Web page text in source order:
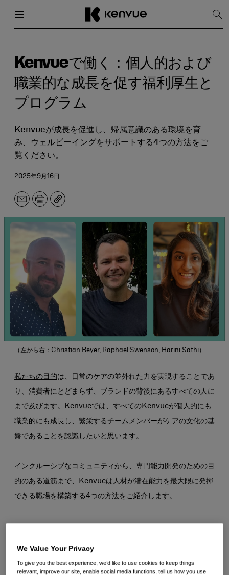
検
索
Kenvueで働く：個人的および
職業的な成長を促す福利厚生と
プログラム
Kenvueが成長を促進し、帰属意識のある環境を育
み、ウェルビーイングをサポートする4つの方法をご
覧ください。
2025年9月16日
メ
ル
ド
レ
ス
印
コ
ー
（左から右：Christian Beyer, Raphael Swenson, Harini Sathi）
私たちの目的は、日常のケアの並外れた力を実現することであ
り、消費者にとどまらず、ブランドの背後にあるすべての人に
まで及びます。Kenvueでは、すべてのKenvueが個人的にも
職業的にも成長し、繁栄するチームメンバーがケアの文化の基
盤であることを認識したいと思います。
インクルーシブなコミュニティから、専門能力開発のための目
的のある道筋まで、Kenvueは人材が潜在能力を最大限に発揮
できる職場を構築する4つの方法をご紹介します。
トータルリワードプログラム（特典パッケージは市場によって
異なります）は、全体的なウェルビーイングをサポートし、
We Value Your Privacy
To give you the best experience, we’d like to use cookies to keep things
relevant, improve our site, enable social media functions, tell us how you use